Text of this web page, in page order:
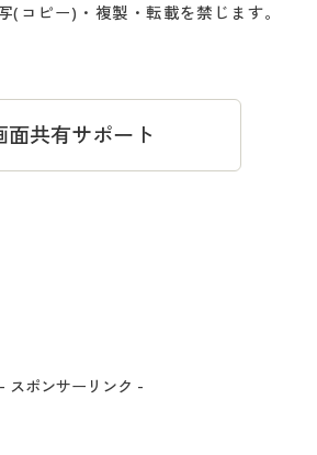
ン サイトマップ
更に
お客様番号・パスワードをお
(コピー)・複製・転載を禁じます。
面共有サポート
- スポンサーリンク -